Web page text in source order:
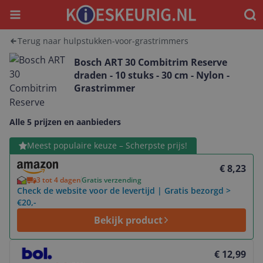
Menu
Terug naar hulpstukken-voor-grastrimmers
Bosch ART 30 Combitrim Reserve
draden - 10 stuks - 30 cm - Nylon -
Grastrimmer
Alle 5 prijzen en aanbieders
Meest populaire keuze – Scherpste prijs!
€ 8,23
3 tot 4 dagenGratis verzending
Check de website voor de levertijd | Gratis bezorgd >
€20,-
Bekijk product
Bekijk product
€ 12,99
Bekijk product